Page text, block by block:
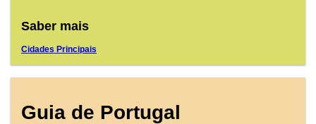
Saber mais
Cidades Principais
Guia de Portugal